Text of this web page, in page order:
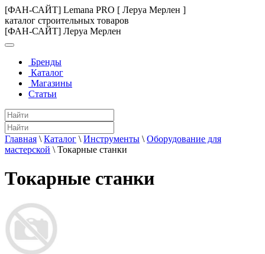
[ФАН-САЙТ] Lemana PRO [ Леруа Мерлен ]
каталог строительных товаров
[ФАН-САЙТ] Леруа Мерлен
Бренды
Каталог
Магазины
Статьи
Главная \ Каталог \ Инструменты \ Оборудование для
мастерской \ Токарные станки
Токарные станки